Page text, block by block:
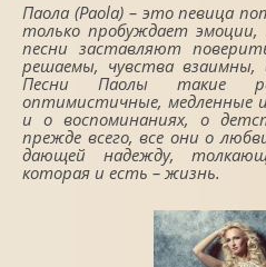
Паола (Paola) – это певица
только пробуждает
песни заставляют
решаемы, чувства взаимны,
Песни Паолы такие
оптимистичные, медленные
и о воспоминаниях, о
прежде всего, все они о
дающей надежду,
которая и есть – жизнь.